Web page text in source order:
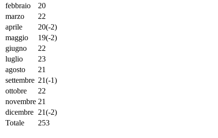
febbraio
20
marzo
22
aprile
20(-2)
maggio
19(-2)
giugno
22
luglio
23
agosto
21
settembre 21(-1)
ottobre
22
novembre 21
dicembre 21(-2)
Totale
253